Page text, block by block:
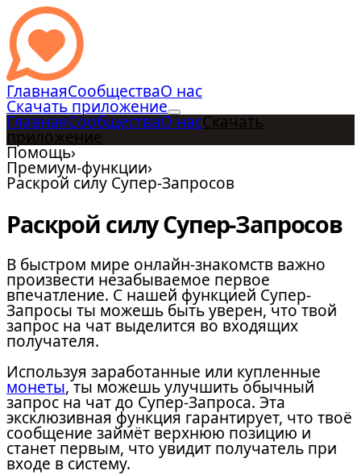
ГлавнаяСообществаО нас
Скачать приложение
ГлавнаяСообществаО насСкачать
приложение
Помощь›
Премиум-функции›
Раскрой силу Супер-Запросов
Раскрой силу Супер-Запросов
В быстром мире онлайн-знакомств важно
произвести незабываемое первое
впечатление. С нашей функцией Супер-
Запросы ты можешь быть уверен, что твой
запрос на чат выделится во входящих
получателя.
Используя заработанные или купленные
монеты, ты можешь улучшить обычный
запрос на чат до Супер-Запроса. Эта
эксклюзивная функция гарантирует, что твоё
сообщение займёт верхнюю позицию и
станет первым, что увидит получатель при
входе в систему.